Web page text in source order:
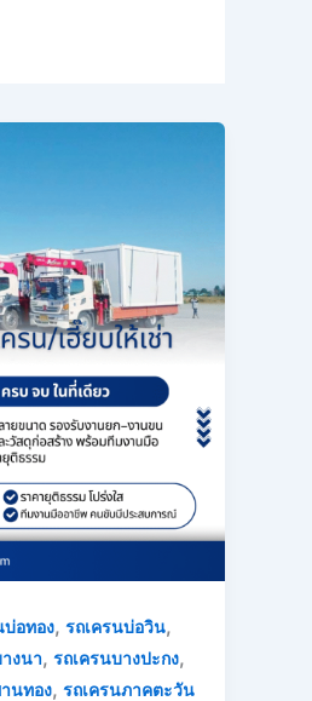
บ่อทอง,รถเครนบ่อวิน,
งนา,รถเครนบางปะกง,
นทอง,รถเครนภาคตะวัน